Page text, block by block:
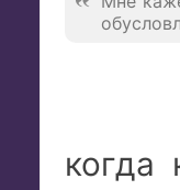
когда